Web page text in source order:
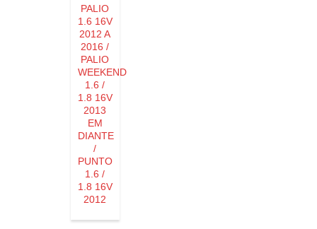
PALIO
1.6 16V
2012 A
2016 /
PALIO
WEEKEND
1.6 /
1.8 16V
2013
EM
DIANTE
/
PUNTO
1.6 /
1.8 16V
2012